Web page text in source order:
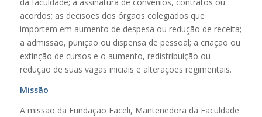
acordos; as decisões dos órgãos colegiados que
importem em aumento de despesa ou redução de receita;
a admissão, punição ou dispensa de pessoal; a criação ou
extinção de cursos e o aumento, redistribuição ou
redução de suas vagas iniciais e alterações regimentais.
Missão
A missão da Fundação Faceli, Mantenedora da Faculdade